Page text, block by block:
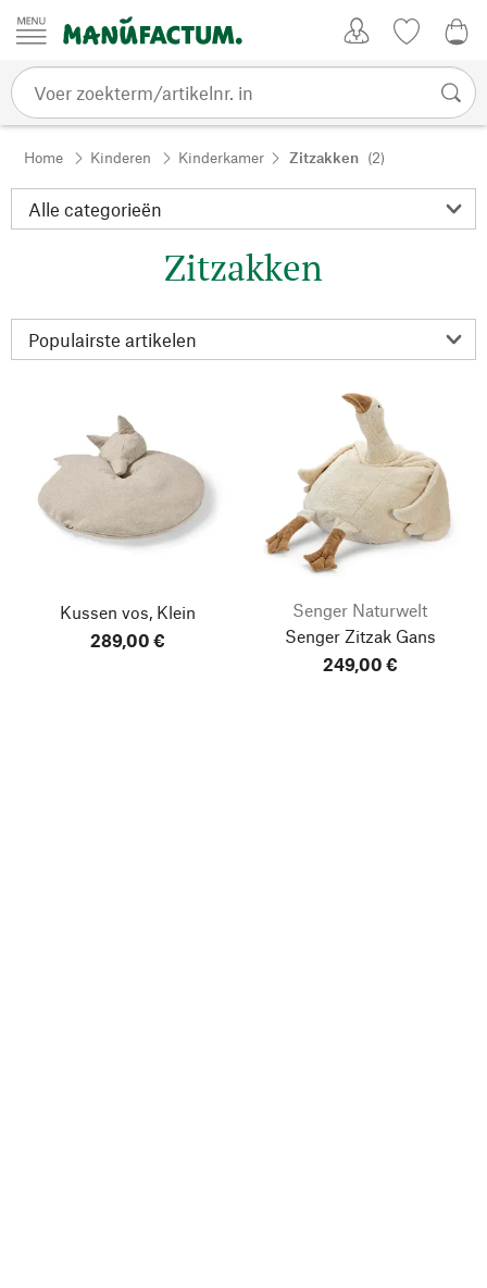
Passer au contenu
Home Kinderen Kinderkamer Zitzakken (2)
Zitzakken
Kussen vos, Klein
289,00 €
Senger Naturwelt
Senger Zitzak Gans
249,00 €